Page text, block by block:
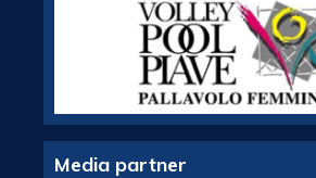
Media partner